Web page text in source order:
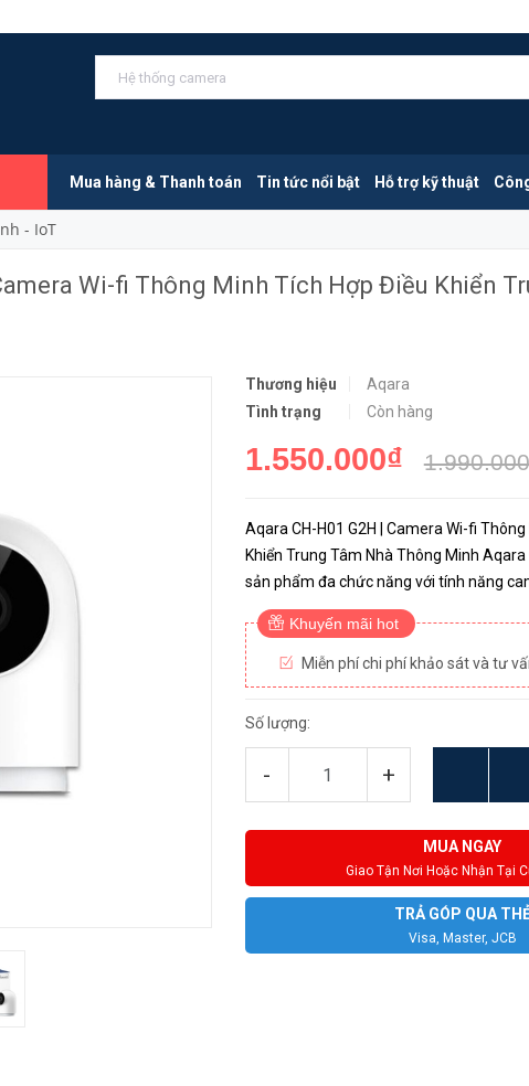
Mua hàng & Thanh toán Tin tức nổi bật Hỗ trợ kỹ thuật
- IoT
Wi-fi Thông Minh Tích Hợp Điều Khiển
Thương hiệu
Aqara
Tình trạng
Còn hàng
1.550.000₫
Aqara CH-H01 G2H | Camera Wi-fi
Khiển Trung Tâm Nhà Thông Minh Aqara
sản phẩm đa chức năng với tính năng
điều khiển, cho phép bạn giám sát và
thông minh trong nh...
Khuyến mãi hot
Miễn phí chi phí khảo sát và tư
Số lượng:
- +
MUA NGAY
Giao Tận Nơi Hoặc Nhận Tại
TRẢ GÓP QUA
Visa, Master, JCB